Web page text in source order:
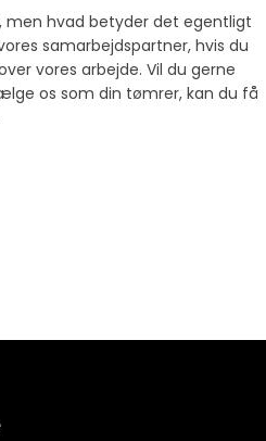
men hvad betyder det egentligt
samarbejdspartner, hvis du
vores arbejde. Vil du gerne
os som din tømrer, kan du få